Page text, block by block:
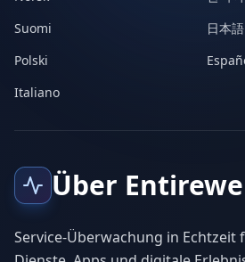
Suomi
日本語
Polski
Italiano
Über
Service-Überwachung in Echtzeit